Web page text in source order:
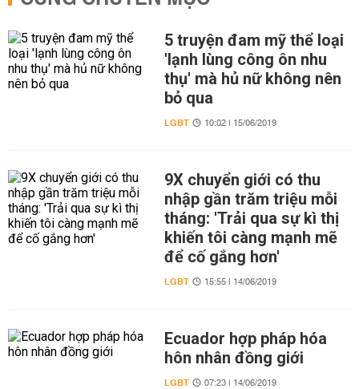
5 truyện đam mỹ thể loại
'lạnh lùng công ôn nhu
thụ' mà hủ nữ không nên
bỏ qua
LGBT 10:02 | 15/06/2019
9X chuyển giới có thu
nhập gần trăm triệu mỗi
tháng: 'Trải qua sự kì thị
khiến tôi càng mạnh mẽ
để cố gắng hơn'
LGBT 15:55 | 14/06/2019
Ecuador hợp pháp hóa
hôn nhân đồng giới
LGBT 07:23 | 14/06/2019